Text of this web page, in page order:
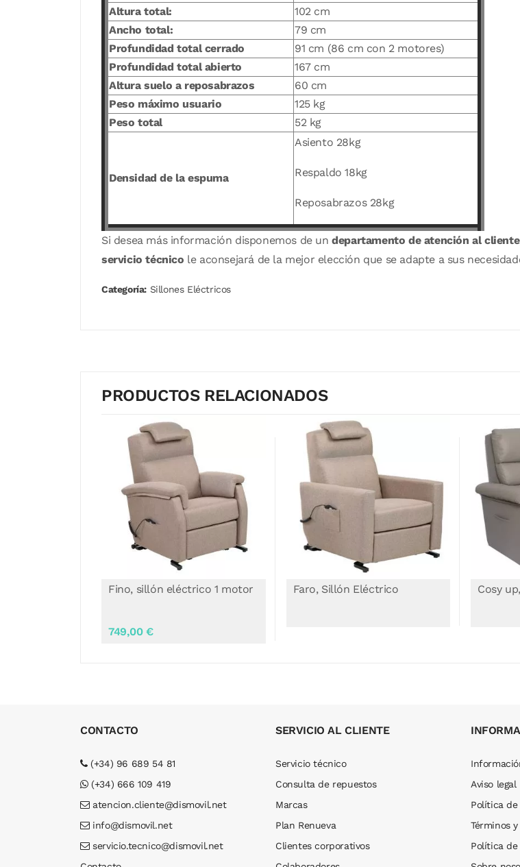
Altura total:
102 cm
Ancho total:
79 cm
Profundidad total cerrado
91 cm (86 cm con 2 motores)
Profundidad total abierto
167 cm
Altura suelo a reposabrazos
60 cm
Peso máximo usuario
125 kg
Peso total
52 kg
Densidad de la espuma
Asiento 28kg
Respaldo 18kg
Reposabrazos 28kg
Si desea más información disponemos de undepartamento de atención al cliente
servicio técnico le aconsejará de la mejor elección que se adapte a sus
Categoría: Sillones Eléctricos
PRODUCTOS RELACIONADOS
Faro, Sillón Eléctrico Cosy up, sillón eléctrico
Move
CONTACTO
(+34) 96 689 54 81
(+34) 666 109 419
atencion.cliente@dismovil.net
info@dismovil.net
servicio.tecnico@dismovil.net
SERVICIO AL CLIENTE
Servicio técnico
Consulta de repuestos
Marcas
Plan Renueva
Clientes corporativos
Aviso legal
Política
Términos
Política de